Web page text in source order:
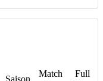
Saison
Match
Full